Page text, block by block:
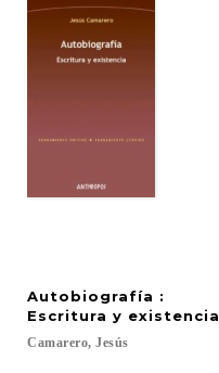
Autobiografía :
Escritura y existencia
Camarero, Jesús